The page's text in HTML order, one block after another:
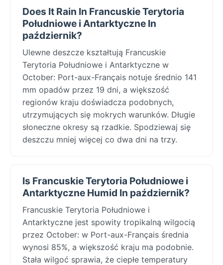
Does It Rain In Francuskie Terytoria
Południowe i Antarktyczne In
październik?
Ulewne deszcze kształtują Francuskie
Terytoria Południowe i Antarktyczne w
October: Port-aux-Français notuje średnio 141
mm opadów przez 19 dni, a większość
regionów kraju doświadcza podobnych,
utrzymujących się mokrych warunków. Długie
słoneczne okresy są rzadkie. Spodziewaj się
deszczu mniej więcej co dwa dni na trzy.
Is Francuskie Terytoria Południowe i
Antarktyczne Humid In październik?
Francuskie Terytoria Południowe i
Antarktyczne jest spowity tropikalną wilgocią
przez October: w Port-aux-Français średnia
wynosi 85%, a większość kraju ma podobnie.
Stała wilgoć sprawia, że ciepłe temperatury